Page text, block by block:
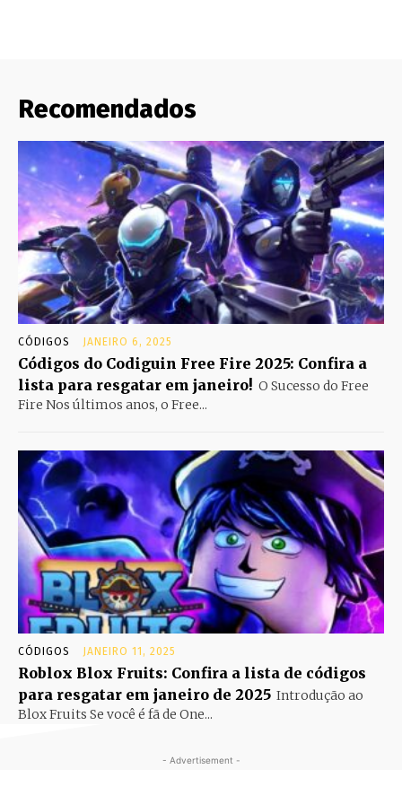
Recomendados
CÓDIGOS JANEIRO 6, 2025
Códigos do Codiguin Free Fire 2025: Confira a
lista para resgatar em janeiro! O Sucesso do Free
Fire Nos últimos anos, o Free...
CÓDIGOS JANEIRO 11, 2025
Roblox Blox Fruits: Confira a lista de códigos
para resgatar em janeiro de 2025 Introdução ao
Blox Fruits Se você é fã de One...
- Advertisement -